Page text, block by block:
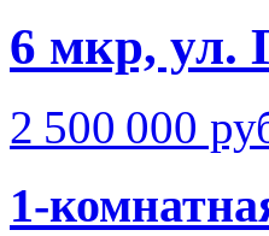
6 мкр, ул.
2 500 000
1-